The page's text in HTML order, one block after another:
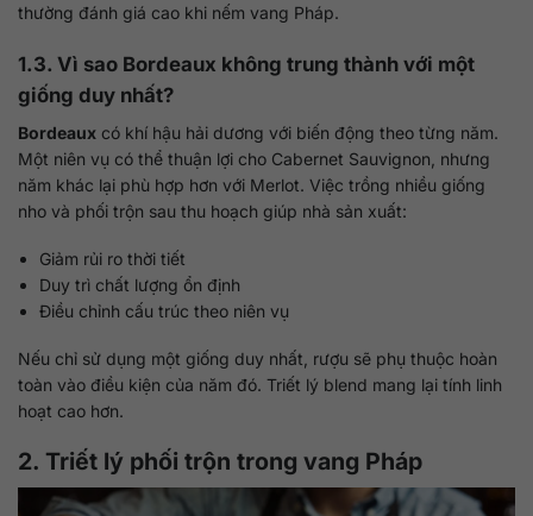
thường đánh giá cao khi nếm vang Pháp.
1.3. Vì sao Bordeaux không trung thành với một
giống duy nhất?
Bordeaux có khí hậu hải dương với biến động theo từng năm.
Một niên vụ có thể thuận lợi cho Cabernet Sauvignon, nhưng
năm khác lại phù hợp hơn với Merlot. Việc trồng nhiều giống
nho và phối trộn sau thu hoạch giúp nhà sản xuất:
Giảm rủi ro thời tiết
Duy trì chất lượng ổn định
Điều chỉnh cấu trúc theo niên vụ
Nếu chỉ sử dụng một giống duy nhất, rượu sẽ phụ thuộc hoàn
toàn vào điều kiện của năm đó. Triết lý blend mang lại tính linh
hoạt cao hơn.
2. Triết lý phối trộn trong vang Pháp